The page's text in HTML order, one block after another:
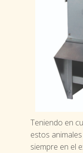
Teniendo en
estos
siempre en el